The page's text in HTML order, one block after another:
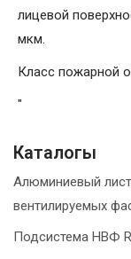
лицевой
мкм.
Класс пожарной
"
Каталогы
Алюминиевый
вентилируемых
Подсистема НВФ